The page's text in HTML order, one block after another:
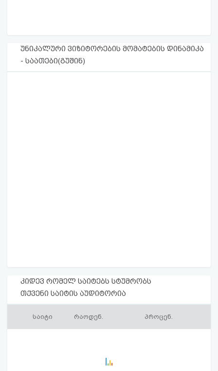
უნიკალური ვიზიტორების მომატების დინამიკა
- საათები(გუშინ)
კიდევ რომელ საიტებს სტუმრობს
თქვენი საიტის აუდიტორია
საიტი რაოდენ. პროცენ.